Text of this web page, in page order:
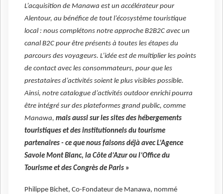
L’acquisition de Manawa est un accélérateur pour
Alentour, au bénéfice de tout l’écosystème touristique
local : nous complétons notre approche B2B2C avec un
canal B2C pour être présents à toutes les étapes du
parcours des voyageurs. L’idée est de multiplier les points
de contact avec les consommateurs, pour que les
prestataires d’activités soient le plus visibles possible.
Ainsi, notre catalogue d’activités outdoor enrichi pourra
être intégré sur des plateformes grand public, comme
Manawa, mais aussi sur les sites des hébergements
touristiques et des institutionnels du tourisme
partenaires - ce que nous faisons déjà avec L’Agence
Savoie Mont Blanc, la Côte d’Azur ou l’Office du
Tourisme et des Congrès de Paris »
Philippe Bichet, Co-Fondateur de Manawa, nommé